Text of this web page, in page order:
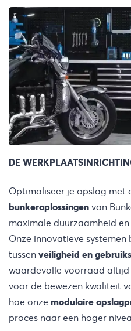
DE
Optimaliseer je opslag met
bunkeroplossingen van
maximale duurzaamheid
Onze innovatieve
tussen veiligheid en
waardevolle voorraad altijd
voor de bewezen kwaliteit
hoe onze modulaire
proces naar een hoger